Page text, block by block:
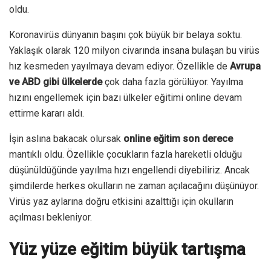
oldu.
Koronavirüs dünyanın başını çok büyük bir belaya soktu.
Yaklaşık olarak 120 milyon civarında insana bulaşan bu virüs
hız kesmeden yayılmaya devam ediyor. Özellikle de Avrupa
ve ABD gibi ülkelerdeçok daha fazla görülüyor. Yayılma
hızını engellemek için bazı ülkeler eğitimi online devam
ettirme kararı aldı.
İşin aslına bakacak olursak online eğitim son derece
mantıklı oldu. Özellikle çocukların fazla hareketli olduğu
düşünüldüğünde yayılma hızı engellendi diyebiliriz. Ancak
şimdilerde herkes okulların ne zaman açılacağını düşünüyor.
Virüs yaz aylarına doğru etkisini azalttığı için okulların
açılması bekleniyor.
Yüz yüze eğitim büyük tartışma